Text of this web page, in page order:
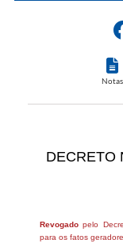
Notas
DECRETO
Revogado pelo
para os fatos